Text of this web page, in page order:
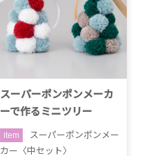
スーパーポンポンメーカ
ーで作るミニツリー
item
スーパーポンポンメー
カー〈中セット〉